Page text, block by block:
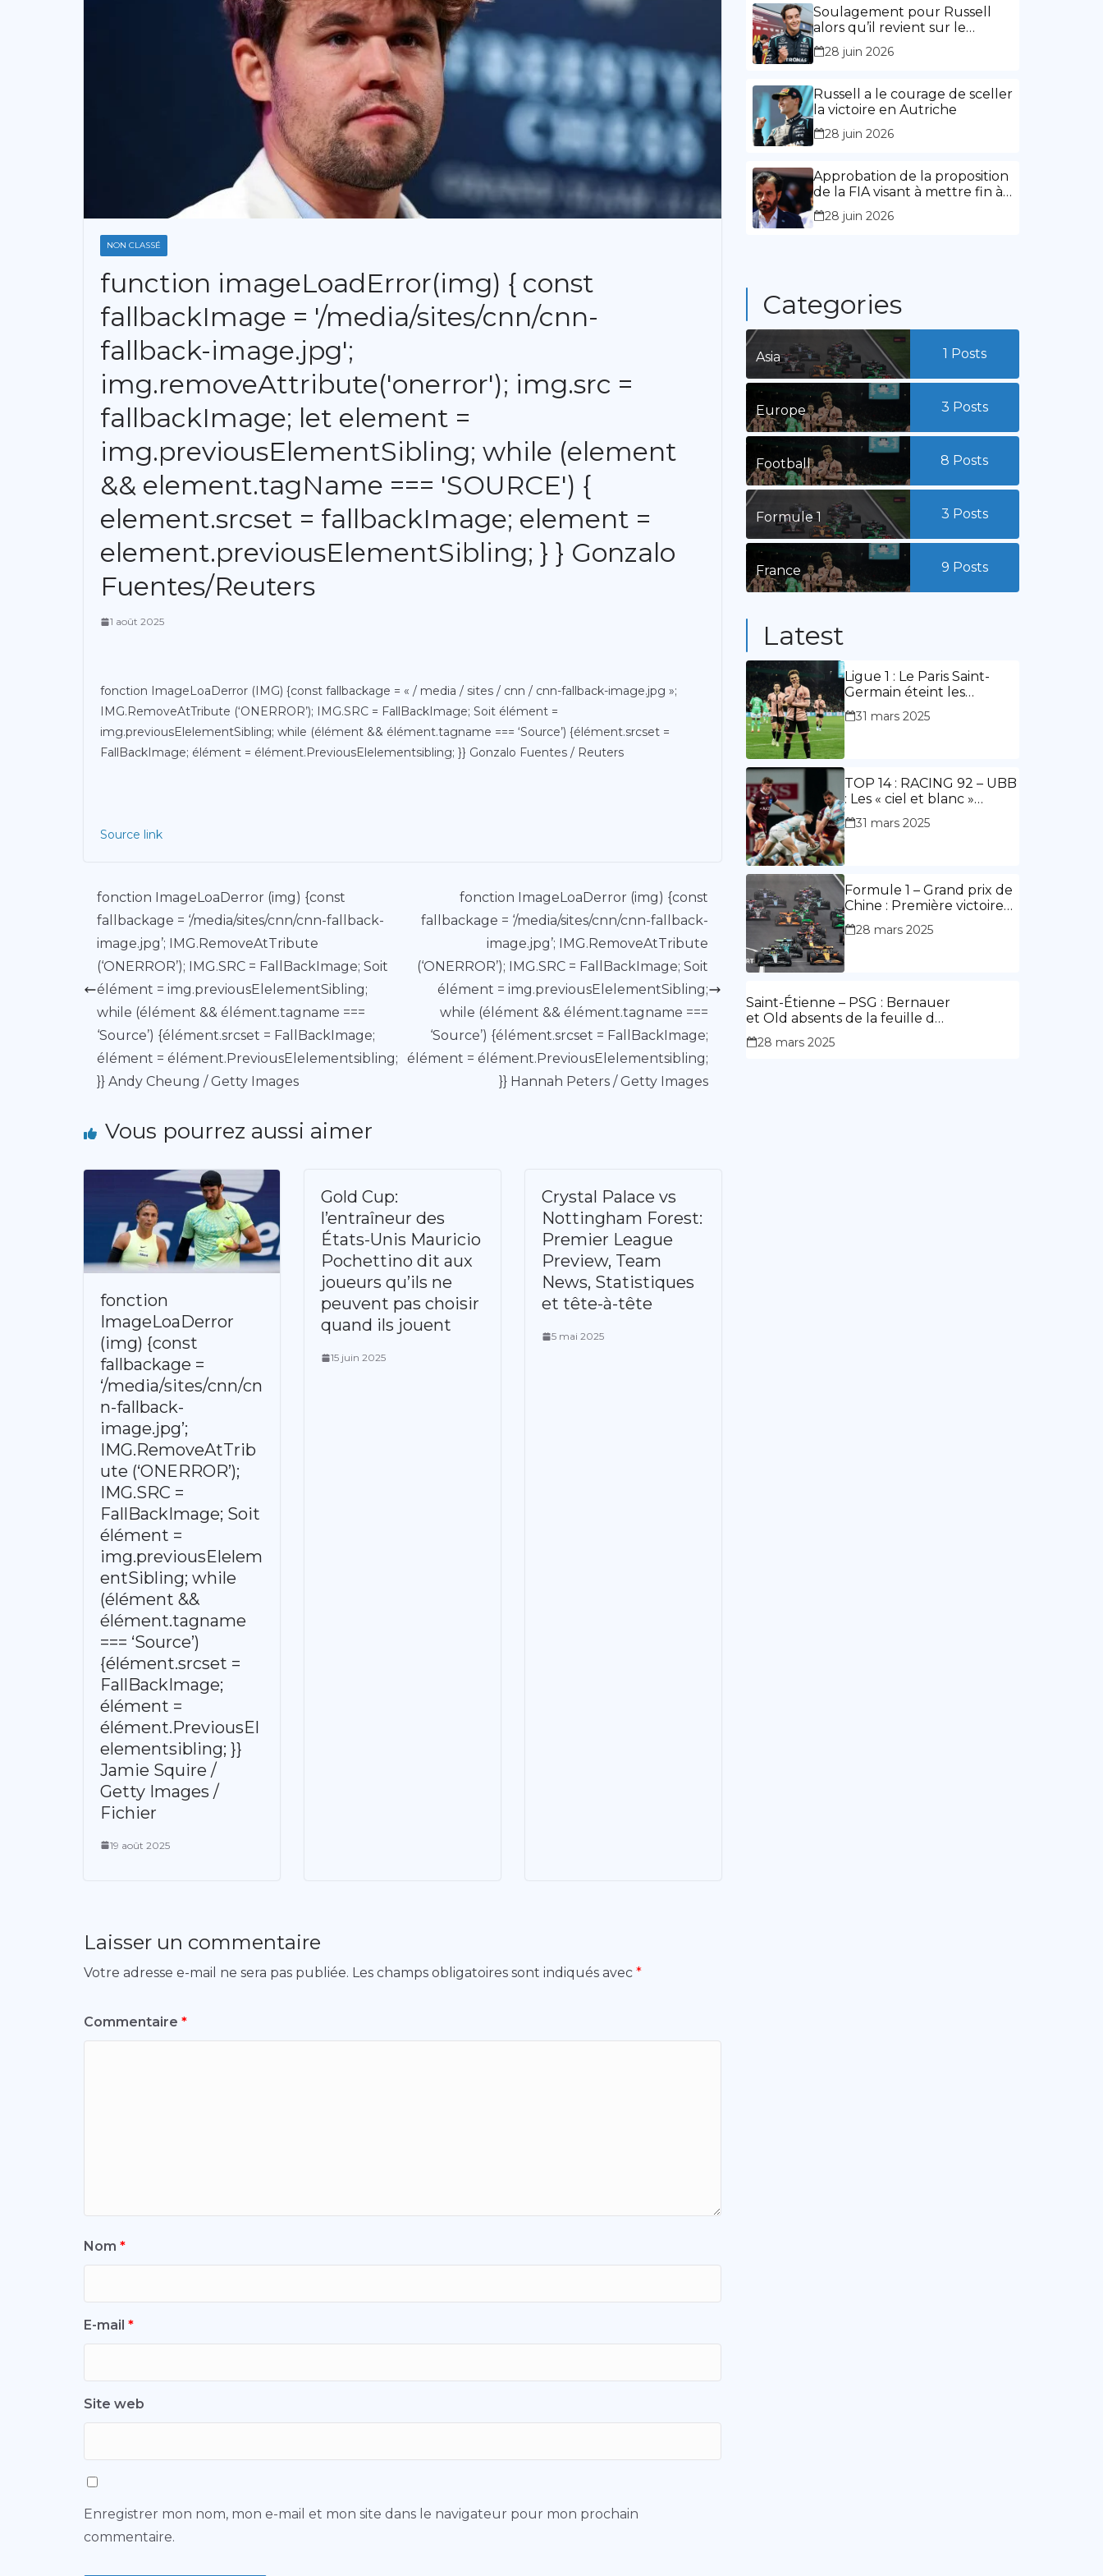
NON CLASSÉ
function imageLoadError(img) { const
fallbackImage = '/media/sites/cnn/cnn-
fallback-image.jpg';
img.removeAttribute('onerror'); img.src =
fallbackImage; let element =
img.previousElementSibling; while (element
&& element.tagName === 'SOURCE') {
element.srcset = fallbackImage; element =
element.previousElementSibling; } } Gonzalo
Fuentes/Reuters
1 août 2025
fonction ImageLoaDerror (IMG) {const fallbackage = « / media / sites / cnn / cnn-fallback-image.jpg »;
IMG.RemoveAtTribute (‘ONERROR’); IMG.SRC = FallBackImage; Soit élément =
img.previousElelementSibling; while (élément && élément.tagname === ‘Source’) {élément.srcset =
FallBackImage; élément = élément.PreviousElelementsibling; }} Gonzalo Fuentes / Reuters
Source link
fonction ImageLoaDerror (img) {const
fallbackage = ‘/media/sites/cnn/cnn-fallback-
image.jpg’; IMG.RemoveAtTribute
(‘ONERROR’); IMG.SRC = FallBackImage; Soit
élément = img.previousElelementSibling;
while (élément && élément.tagname ===
‘Source’) {élément.srcset = FallBackImage;
élément = élément.PreviousElelementsibling;
}} Andy Cheung / Getty Images
fonction ImageLoaDerror (img) {const
fallbackage = ‘/media/sites/cnn/cnn-fallback-
image.jpg’; IMG.RemoveAtTribute
(‘ONERROR’); IMG.SRC = FallBackImage; Soit
élément = img.previousElelementSibling;
while (élément && élément.tagname ===
‘Source’) {élément.srcset = FallBackImage;
élément = élément.PreviousElelementsibling;
}} Hannah Peters / Getty Images
Vous pourrez aussi aimer
fonction
ImageLoaDerror
(img) {const
fallbackage =
‘/media/sites/cnn/cn
n-fallback-
image.jpg’;
IMG.RemoveAtTrib
ute (‘ONERROR’);
IMG.SRC =
FallBackImage; Soit
élément =
img.previousElelem
entSibling; while
(élément &&
élément.tagname
=== ‘Source’)
{élément.srcset =
FallBackImage;
élément =
élément.PreviousEl
elementsibling; }}
Jamie Squire /
Getty Images /
Fichier
19 août 2025
Gold Cup:
l’entraîneur des
États-Unis Mauricio
Pochettino dit aux
joueurs qu’ils ne
peuvent pas choisir
quand ils jouent
15 juin 2025
Crystal Palace vs
Nottingham Forest:
Premier League
Preview, Team
News, Statistiques
et tête-à-tête
5 mai 2025
Laisser un commentaire
Votre adresse e-mail ne sera pas publiée. Les champs obligatoires sont indiqués avec *
Commentaire *
Nom *
E-mail *
Site web
Enregistrer mon nom, mon e-mail et mon site dans le navigateur pour mon prochain
commentaire.
l’expérience »
Soulagement pour Russell
alors qu’il revient sur le
chemin de la victoire
28 juin 2026
Russell a le courage de sceller
la victoire en Autriche
28 juin 2026
Approbation de la proposition
de la FIA visant à mettre fin à
la limitation des mandats de
présidence
28 juin 2026
Categories
Asia 1 Posts
Europe 3 Posts
Football 8 Posts
Formule 1 3 Posts
France 9 Posts
Latest
Ligue 1 : Le Paris Saint-
Germain éteint les
lumières du stade
Geoffroy Guichard. Stassin
31 mars 2025
TOP 14 : RACING 92 – UBB
: Les « ciel et blanc »
renouent avec la victoire
31 mars 2025
Formule 1 – Grand prix de
Chine : Première victoire
d’Hamilton en Rouge,
l’Aston Martin d’Alonso fait
28 mars 2025
Saint-Étienne – PSG : Bernauer
et Old absents de la feuille de
match.
28 mars 2025